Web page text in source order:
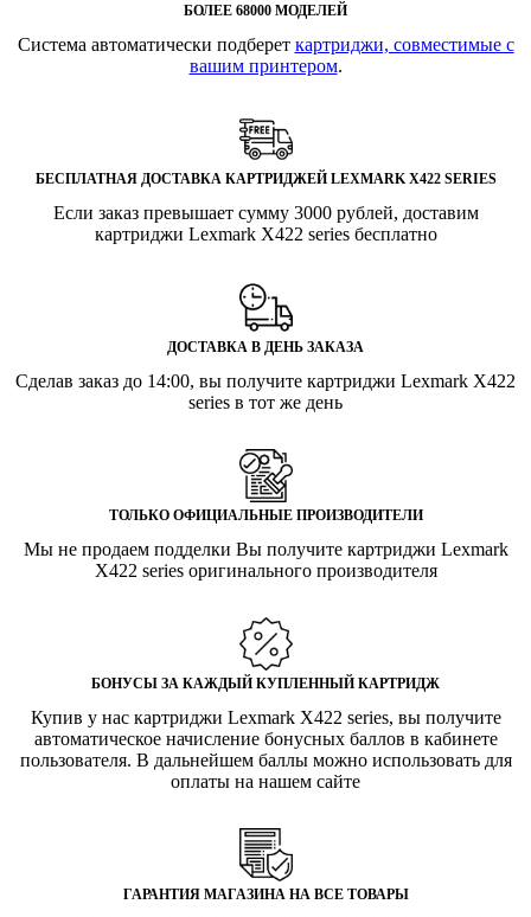
БОЛЕЕ 68000 МОДЕЛЕЙ
Система автоматически подберет картриджи, совместимые с
вашим принтером.
БЕСПЛАТНАЯ ДОСТАВКА КАРТРИДЖЕЙ LEXMARK X422 SERIES
Если заказ превышает сумму 3000 рублей, доставим
картриджи Lexmark X422 series бесплатно
ДОСТАВКА В ДЕНЬ ЗАКАЗА
Сделав заказ до 14:00, вы получите картриджи Lexmark X422
series в тот же день
ТОЛЬКО ОФИЦИАЛЬНЫЕ ПРОИЗВОДИТЕЛИ
Мы не продаем подделки Вы получите картриджи Lexmark
X422 series оригинального производителя
БОНУСЫ ЗА КАЖДЫЙ КУПЛЕННЫЙ КАРТРИДЖ
Купив у нас картриджи Lexmark X422 series, вы получите
автоматическое начисление бонусных баллов в кабинете
пользователя. В дальнейшем баллы можно использовать для
оплаты на нашем сайте
ГАРАНТИЯ МАГАЗИНА НА ВСЕ ТОВАРЫ